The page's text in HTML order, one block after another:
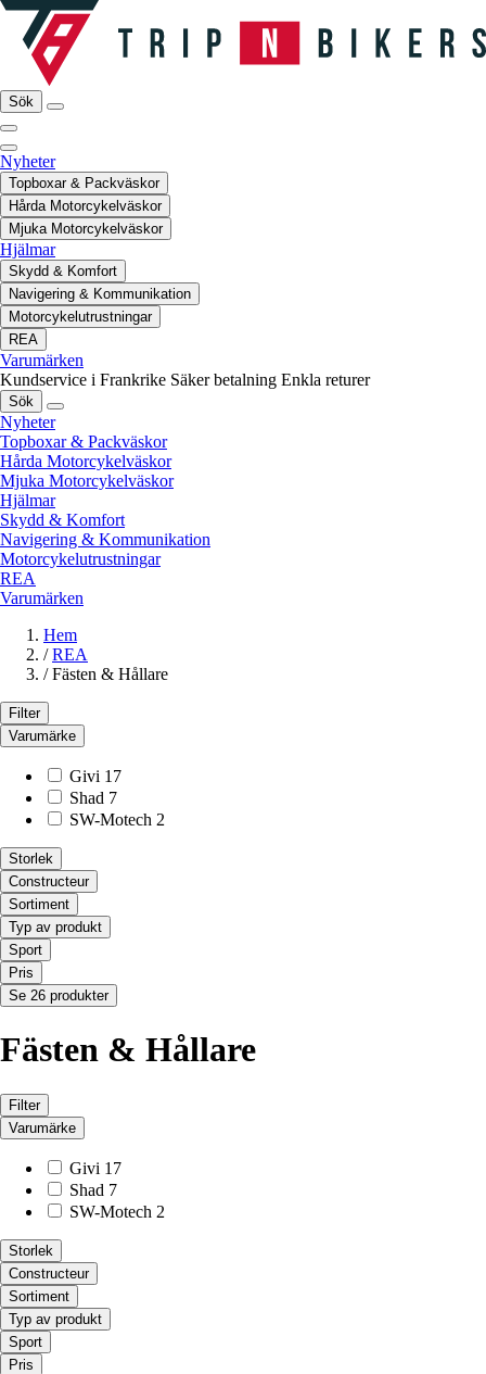
Sök
Nyheter
Topboxar & Packväskor
Hårda Motorcykelväskor
Mjuka Motorcykelväskor
Hjälmar
Skydd & Komfort
Navigering & Kommunikation
Motorcykelutrustningar
REA
Varumärken
Kundservice i Frankrike Säker betalning Enkla returer
Sök
Nyheter
Topboxar & Packväskor
Hårda Motorcykelväskor
Mjuka Motorcykelväskor
Hjälmar
Skydd & Komfort
Navigering & Kommunikation
Motorcykelutrustningar
REA
Varumärken
Hem
/ REA
/ Fästen & Hållare
Filter
Varumärke
Givi 17
Shad 7
SW-Motech 2
Storlek
Constructeur
Sortiment
Typ av produkt
Sport
Pris
Se 26 produkter
Fästen & Hållare
Filter
Varumärke
Givi 17
Shad 7
SW-Motech 2
Storlek
Constructeur
Sortiment
Typ av produkt
Sport
Pris